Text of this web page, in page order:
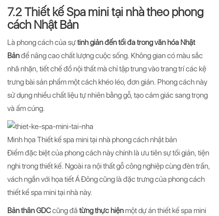
7.2 Thiết kế Spa mini tại nhà theo phong
cách Nhật Bản
Là phong cách của sựtinh giản đến tối đa trong văn hóa Nhật
Bảnđể nâng cao chất lượng cuộc sống. Không gian có màu sắc
nhã nhặn, tiết chế đồ nội thất mà chỉ tập trung vào trang trí các kệ
trưng bài sản phẩm một cách khéo léo, đơn giản. Phong cách này
sử dụng nhiều chất liệu tự nhiên bằng gỗ, tạo cảm giác sang trọng
và ấm cúng.
Minh họa Thiết kế spa mini tại nhà phong cách nhật bản
Điểm đặc biệt của phong cách này chính là ưu tiên sự tối giản, tiện
nghi trong thiết kế. Ngoài ra nội thất gỗ công nghiệp cùng đèn trần,
vách ngắn với họa tiết Á Đông cũng là đặc trưng của phong cách
thiết kế spa mini tại nhà này.
Bản thân GDCcũng đã từng thực hiệnmột dự án thiết kế spa mini